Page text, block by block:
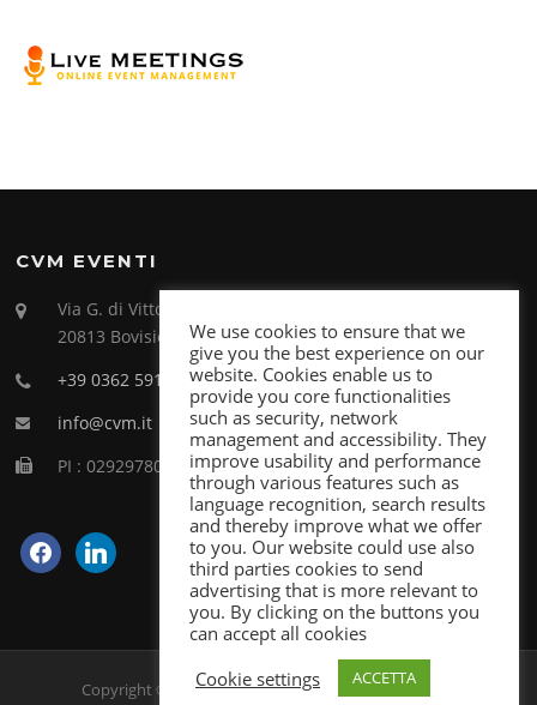
CVM EVENTI
Via G. di Vittorio 26
20813 Bovisio Masciago (MB)
+39 0362 591998
info@cvm.it
PI : 02929780969
facebooklinkedin
Copyright © 2026 Live Meeting. Tutti i diritti riservati.
We use cookies to ensure that we
give you the best experience on our
website. Cookies enable us to
provide you core functionalities
such as security, network
management and accessibility. They
improve usability and performance
through various features such as
language recognition, search results
and thereby improve what we offer
to you. Our website could use also
third parties cookies to send
advertising that is more relevant to
you. By clicking on the buttons you
can accept all cookies
Cookie settings
ACCETTA